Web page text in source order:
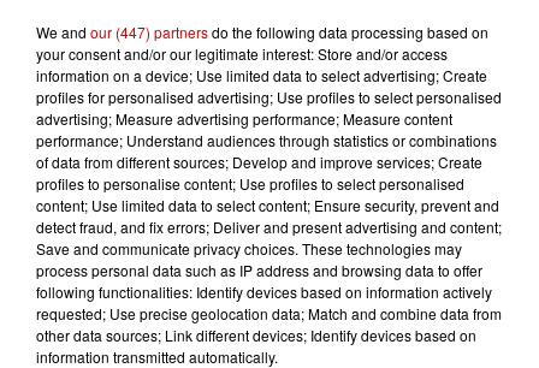
Le Duel - Gagnez vos entrées
pour l'un des zoos de nos
régions !
Destination Vacances - Gagnez
votre séjour en famille au cœur
de la...
We and our (447) partnersdo the following data processing based on
your consent and/or our legitimate interest: Store and/or access
information on a device; Use limited data to select advertising; Create
profiles for personalised advertising; Use profiles to select personalised
advertising; Measure advertising performance; Measure content
performance; Understand audiences through statistics or combinations
of data from different sources; Develop and improve services; Create
profiles to personalise content; Use profiles to select personalised
content; Use limited data to select content; Ensure security, prevent and
detect fraud, and fix errors; Deliver and present advertising and content;
Save and communicate privacy choices. These technologies may
process personal data such as IP address and browsing data to offer
following functionalities: Identify devices based on information actively
requested; Use precise geolocation data; Match and combine data from
other data sources; Link different devices; Identify devices based on
information transmitted automatically.